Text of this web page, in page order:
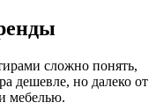
сложно понять,
дешевле, но далеко от
мебелью.